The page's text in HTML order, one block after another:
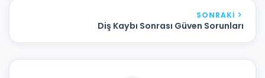
SONRAKI
Diş Kaybı Sonrası Güven Sorunları